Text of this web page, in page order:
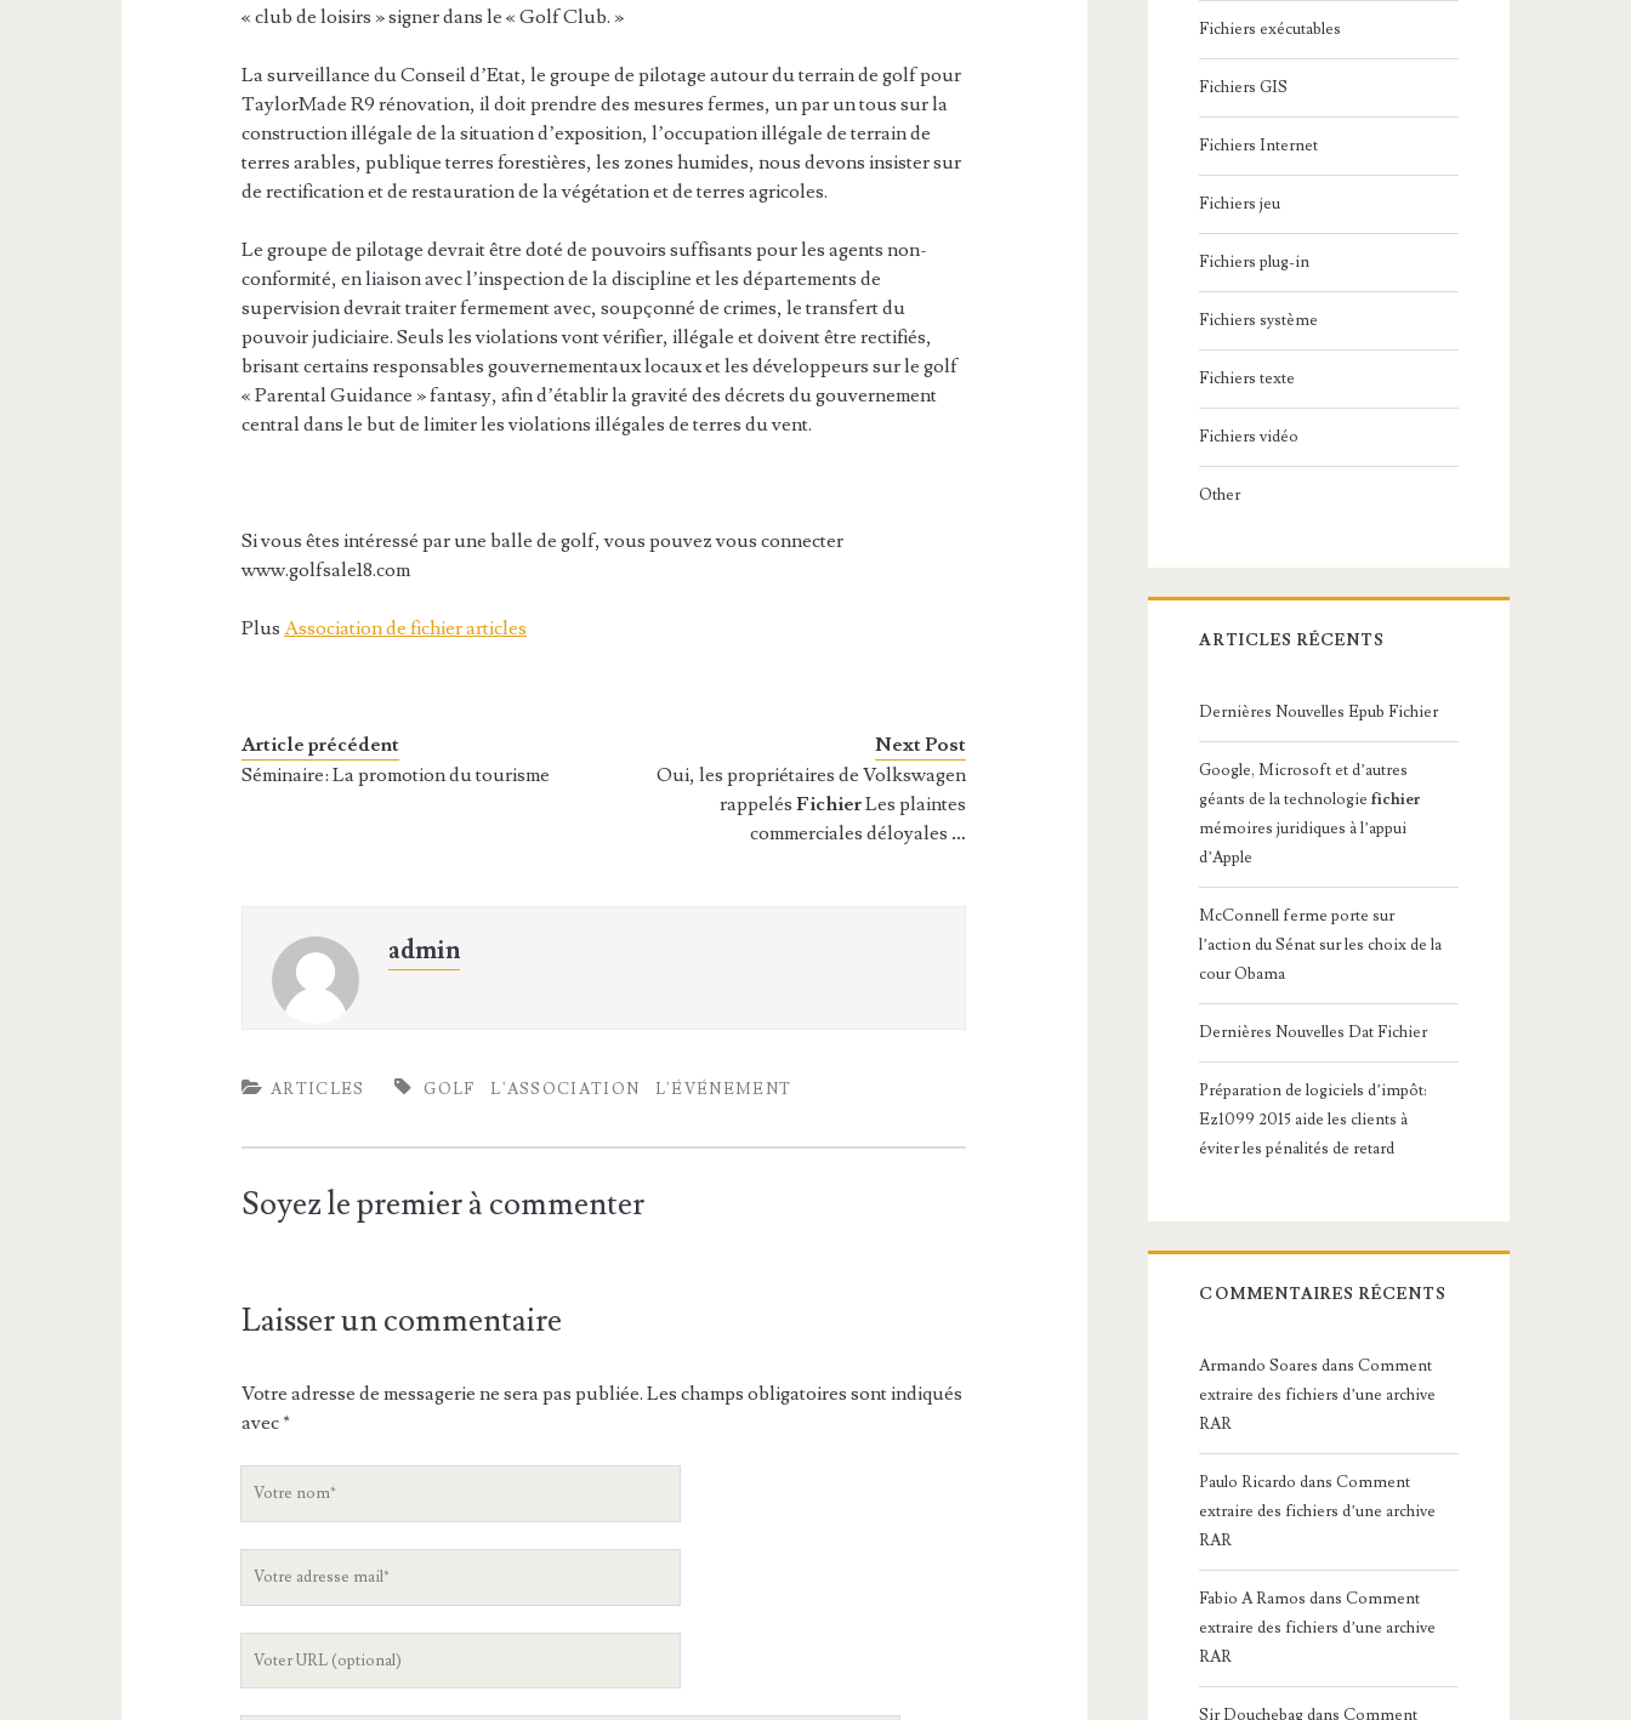
« club de loisirs » signer dans le « Golf Club. »
La surveillance du Conseil d’Etat, le groupe de pilotage autour du terrain de golf pour
TaylorMade R9 rénovation, il doit prendre des mesures fermes, un par un tous sur la
construction illégale de la situation d’exposition, l’occupation illégale de terrain de
terres arables, publique terres forestières, les zones humides, nous devons insister sur
de rectification et de restauration de la végétation et de terres agricoles.
Le groupe de pilotage devrait être doté de pouvoirs suffisants pour les agents non-
conformité, en liaison avec l’inspection de la discipline et les départements de
supervision devrait traiter fermement avec, soupçonné de crimes, le transfert du
pouvoir judiciaire. Seuls les violations vont vérifier, illégale et doivent être rectifiés,
brisant certains responsables gouvernementaux locaux et les développeurs sur le golf
« Parental Guidance » fantasy, afin d’établir la gravité des décrets du gouvernement
central dans le but de limiter les violations illégales de terres du vent.
Si vous êtes intéressé par une balle de golf, vous pouvez vous connecter
www.golfsale18.com
PlusAssociation de fichier articles
Article précédent
Séminaire: La promotion du tourisme
Next Post
Oui, les propriétaires de Volkswagen
rappelésFichierLes plaintes
commerciales déloyales …
admin
ARTICLES GOLF L'ASSOCIATION L'ÉVÉNEMENT
Soyez le premier à commenter
Laisser un commentaire
Votre adresse de messagerie ne sera pas publiée. Les champs obligatoires sont indiqués
avec*
V
n
m
V
a
L
Fichiers exécutables
Fichiers GIS
Fichiers Internet
Fichiers jeu
Fichiers plug-in
Fichiers système
Fichiers texte
Fichiers vidéo
Other
ARTICLES RÉCENTS
Dernières Nouvelles Epub Fichier
Google, Microsoft et d’autres
géants de la technologiefichier
mémoires juridiques à l’appui
d’Apple
McConnell ferme porte sur
l’action du Sénat sur les choix de la
cour Obama
Dernières Nouvelles Dat Fichier
Préparation de logiciels d’impôt:
Ez1099 2015 aide les clients à
éviter les pénalités de retard
COMMENTAIRES RÉCENTS
Armando Soares dansComment
extraire des fichiers d’une archive
RAR
Paulo Ricardo dansComment
extraire des fichiers d’une archive
RAR
Fabio A Ramos dansComment
extraire des fichiers d’une archive
RAR
Sir DouchebagdansComment